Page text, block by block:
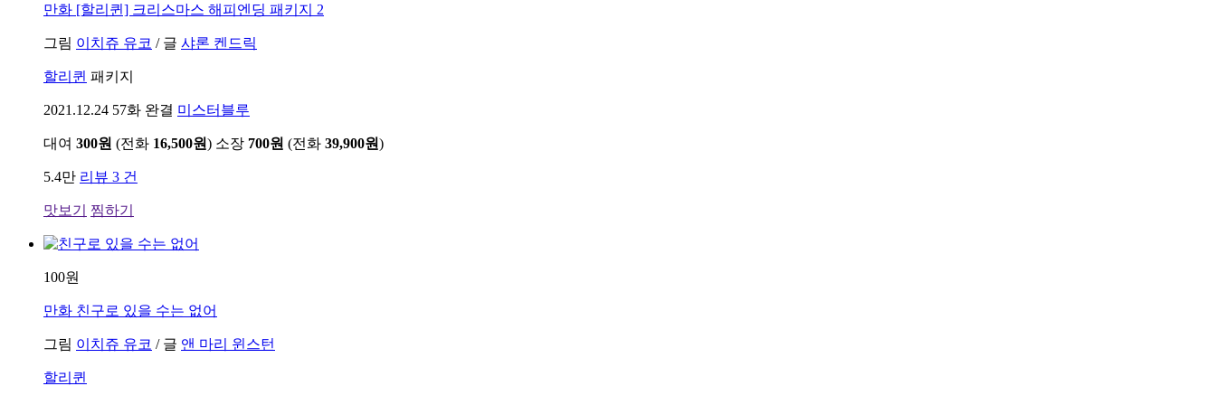
만화 [할리퀸] 크리스마스 해피엔딩 패키지 2
그림 이치쥬 유코 / 글 샤론 켄드릭
할리퀸 패키지
2021.12.24 57화 완결 미스터블루
대여 300원 (전화 16,500원) 소장 700원 (전화 39,900원)
5.4만 리뷰 3 건
맛보기 찜하기
100원
만화 친구로 있을 수는 없어
그림 이치쥬 유코 / 글 앤 마리 윈스턴
할리퀸